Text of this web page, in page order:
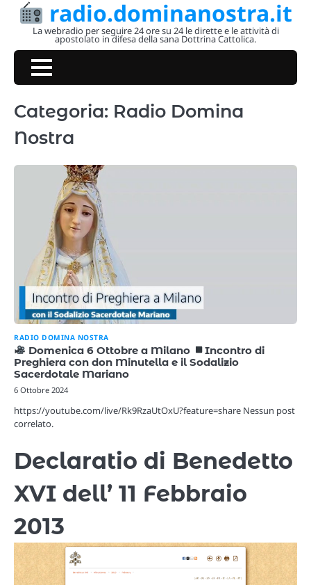
Skip
radio.dominanostra.it
La webradio per seguire 24 ore su 24 le dirette e le attività di
apostolato in difesa della sana Dottrina Cattolica.
Categoria: Radio Domina
Nostra
RADIO DOMINA NOSTRA
Domenica 6 Ottobre a Milano
Incontro di
Preghiera con don Minutella e il Sodalizio
Sacerdotale Mariano
6 Ottobre 2024
https://youtube.com/live/Rk9RzaUtOxU?feature=share Nessun post
correlato.
Declaratio di Benedetto
XVI dell’ 11 Febbraio
2013